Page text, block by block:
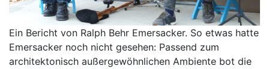
Ein Bericht von Ralph Behr Emersacker. So etwas hatte
Emersacker noch nicht gesehen: Passend zum
architektonisch außergewöhnlichen Ambiente bot die